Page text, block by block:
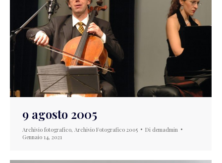
9 agosto 2005
Archivio fotografico, Archivio Fotografico 2005 Di demadmin
Gennaio 14, 2021